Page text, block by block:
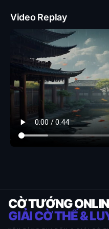
Video Replay
CỜ TƯỚNG
GIẢI CỜ THẾ &